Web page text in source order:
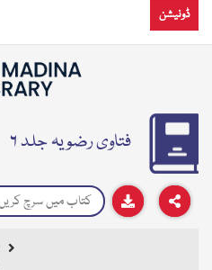
ڈونیشن
فتاوی رضویہ جلد ۶